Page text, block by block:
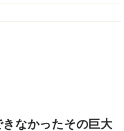
なかったその巨大